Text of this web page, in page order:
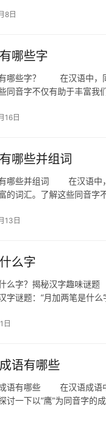
8日
哪些字
些字？ 在汉语中，同音
同音字不仅有助于丰富我
16日
哪些并组词
些并组词 在汉语中，同
的词汇。了解这些同音字
13日
么字
字？揭秘汉字趣味谜题
字谜题：“月加两笔是什
日
语有哪些
有哪些 在汉语成语中，
讨一下以“鹰”为同音字的